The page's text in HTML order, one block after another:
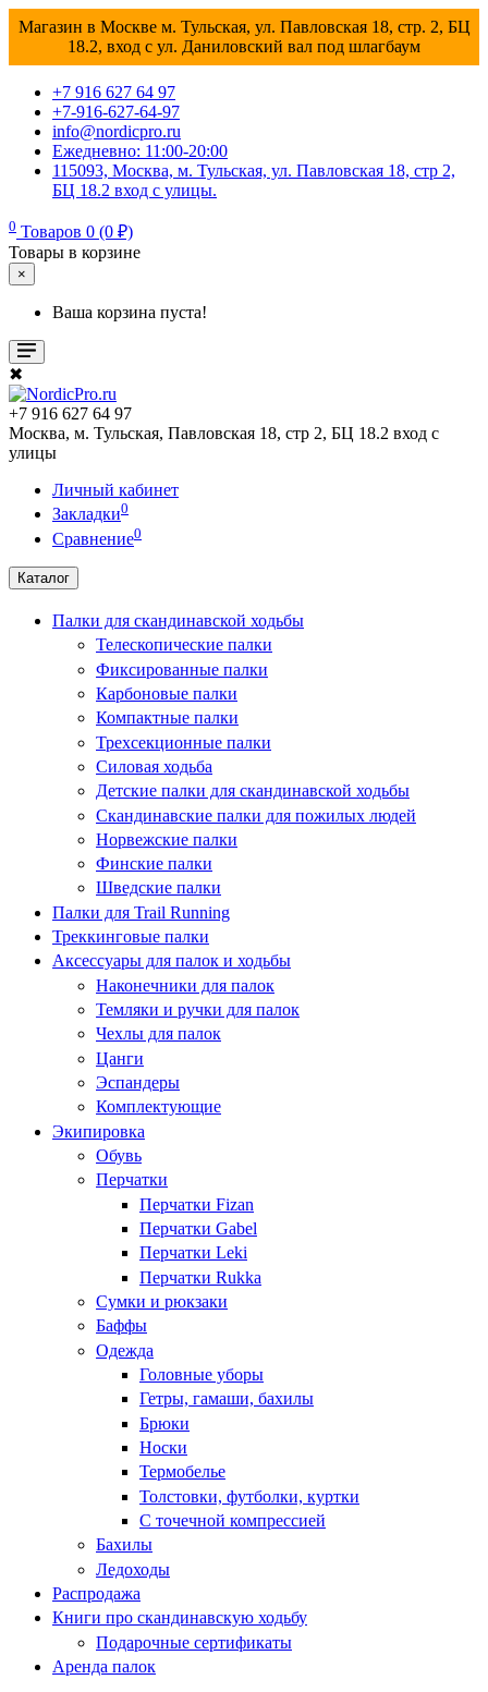
Магазин в Москве м. Тульская, ул. Павловская 18, стр. 2, БЦ
18.2, вход с ул. Даниловский вал под шлагбаум
+7 916 627 64 97
+7-916-627-64-97
info@nordicpro.ru
Ежедневно: 11:00-20:00
115093, Москва, м. Тульская, ул. Павловская 18, стр 2,
БЦ 18.2 вход с улицы.
0 Товаров 0 (0 ₽)
Товары в корзине
×
Ваша корзина пуста!
✖
+7 916 627 64 97
Москва, м. Тульская, Павловская 18, стр 2, БЦ 18.2 вход с
улицы
Личный кабинет
Закладки0
Сравнение0
Каталог
Палки для скандинавской ходьбы
Телескопические палки
Фиксированные палки
Карбоновые палки
Компактные палки
Трехсекционные палки
Силовая ходьба
Детские палки для скандинавской ходьбы
Скандинавские палки для пожилых людей
Норвежские палки
Финские палки
Шведские палки
Палки для Trail Running
Треккинговые палки
Аксессуары для палок и ходьбы
Наконечники для палок
Темляки и ручки для палок
Чехлы для палок
Цанги
Эспандеры
Комплектующие
Экипировка
Обувь
Перчатки
Перчатки Fizan
Перчатки Gabel
Перчатки Leki
Перчатки Rukka
Сумки и рюкзаки
Баффы
Одежда
Головные уборы
Гетры, гамаши, бахилы
Брюки
Носки
Термобелье
Толстовки, футболки, куртки
С точечной компрессией
Бахилы
Ледоходы
Распродажа
Книги про скандинавскую ходьбу
Подарочные сертификаты
Аренда палок